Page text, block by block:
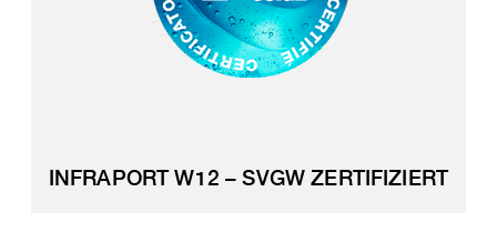
INFRAPORT W12 – SVGW ZERTIFIZIERT